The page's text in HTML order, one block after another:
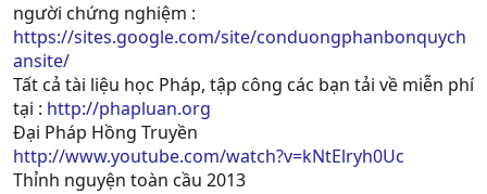
người chứng nghiệm :
https://sites.google.com/site/conduongphanbonquych
ansite/
Tất cả tài liệu học Pháp, tập công các bạn tải về miễn phí
tại : http://phapluan.org
Đại Pháp Hồng Truyền
http://www.youtube.com/watch?v=kNtElryh0Uc
Thỉnh nguyện toàn cầu 2013